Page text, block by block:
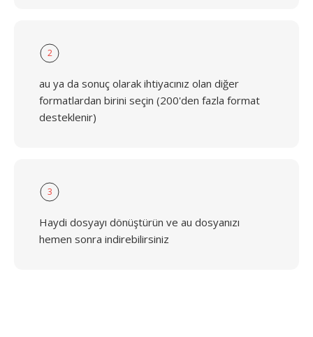
2
au ya da sonuç olarak ihtiyacınız olan diğer
formatlardan birini seçin (200'den fazla format
desteklenir)
3
Haydi dosyayı dönüştürün ve au dosyanızı
hemen sonra indirebilirsiniz